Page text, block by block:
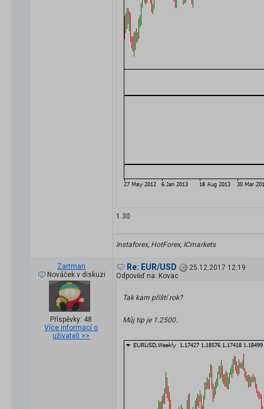
1.30
Instaforex, HotForex, ICmarkets
Zartman
Nováček v diskuzi
Příspěvky: 48
Více informací o
uživateli >>
Re: EUR/USD
25.12.2017 12:19
Odpověď na: Kovac
Tak kam příští rok?
Můj tip je 1.2500.